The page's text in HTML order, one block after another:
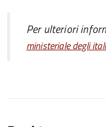
Per ulteriori
ministeriale degli